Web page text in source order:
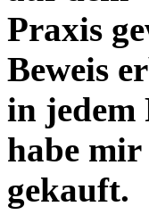
Praxis
Beweis
in jedem
habe
gekauft.